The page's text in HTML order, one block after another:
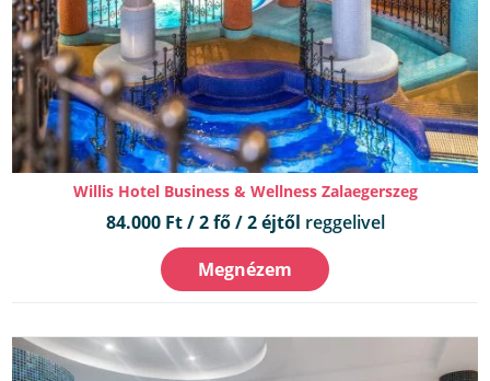
Willis Hotel Business & Wellness Zalaegerszeg
84.000 Ft / 2 fő / 2 éjtől reggelivel
Megnézem